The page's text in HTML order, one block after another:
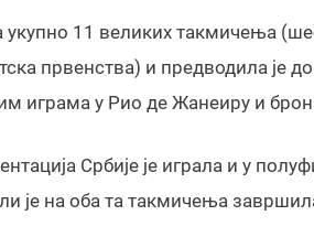
укупно 11 великих такмичења
првенства) и предводила је
играма у Рио де Жанеиру и
Србије је играла и у
је на оба та такмичења